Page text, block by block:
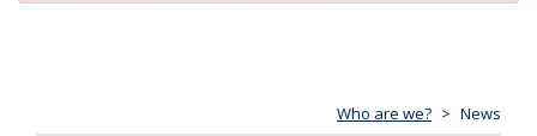
Who are we? News